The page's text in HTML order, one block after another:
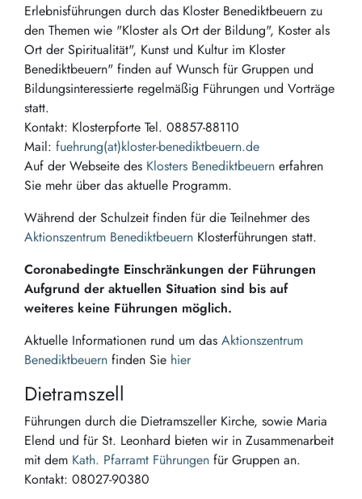
Erlebnisführungen durch das Kloster Benediktbeuern zu
den Themen wie "Kloster als Ort der Bildung", Koster als
Ort der Spiritualität", Kunst und Kultur im Kloster
Benediktbeuern" finden auf Wunsch für Gruppen und
Bildungsinteressierte regelmäßig Führungen und Vorträge
statt.
Kontakt: Klosterpforte Tel. 08857-88110
Mail: fuehrung(at)kloster-benediktbeuern.de
Auf der Webseite des Klosters Benediktbeuern erfahren
Sie mehr über das aktuelle Programm.
Während der Schulzeit finden für die Teilnehmer des
Aktionszentrum Benediktbeuern Klosterführungen statt.
Coronabedingte Einschränkungen der Führungen
Aufgrund der aktuellen Situation sind bis auf
weiteres keine Führungen möglich.
Aktuelle Informationen rund um das Aktionszentrum
Benediktbeuern finden Sie hier
Dietramszell
Führungen durch die Dietramszeller Kirche, sowie Maria
Elend und für St. Leonhard bieten wir in Zusammenarbeit
mit dem Kath. Pfarramt Führungen für Gruppen an.
Kontakt: 08027-90380